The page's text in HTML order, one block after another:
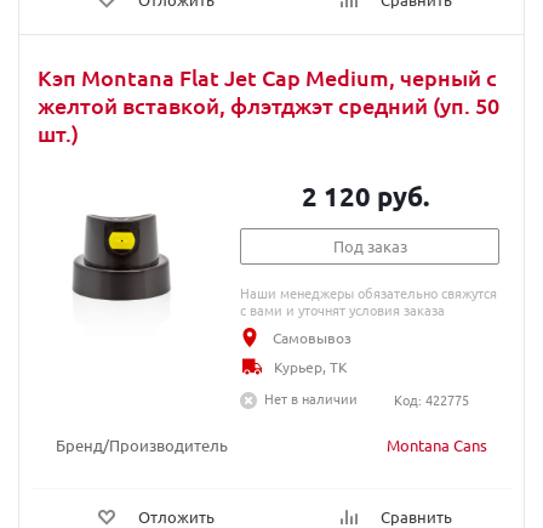
Кэп Montana Flat Jet Cap Medium, черный с
желтой вставкой, флэтджэт средний (уп. 50
шт.)
Бренд/Производитель Montana Cans
Отложить Сравнить
2 120 руб.
Под заказ
Наши менеджеры обязательно свяжутся
с вами и уточнят условия заказа
Самовывоз
Курьер, ТК
Нет в наличии
Код: 422775